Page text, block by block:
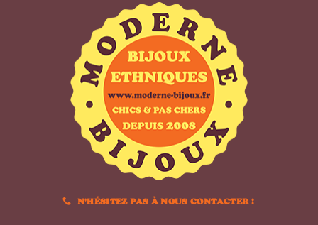
N'HÉSITEZ PAS À NOUS CONTACTER !